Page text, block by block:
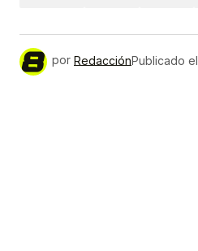
por RedacciónPublicado el